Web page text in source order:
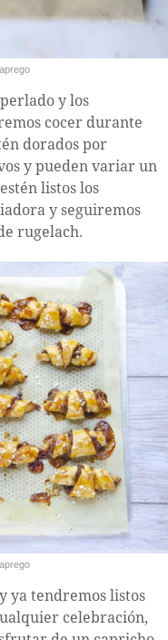
y los
cocer durante
dorados por
y pueden variar un
listos los
y seguiremos
rugelach.
ya tendremos listos
celebración,